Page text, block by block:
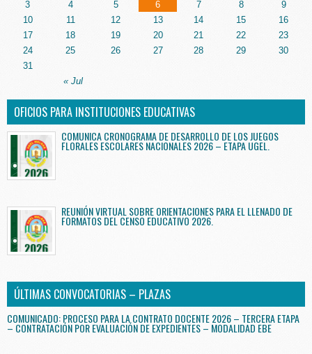
« Jul
3
4 5 6 7 8
9
10
11 12 13 14 15
16
17
18 19 20 21 22
23
24
25 26 27 28 29
30
31
OFICIOS PARA INSTITUCIONES EDUCATIVAS
COMUNICA CRONOGRAMA DE DESARROLLO DE LOS JUEGOS
FLORALES ESCOLARES NACIONALES 2026 – ETAPA UGEL.
REUNIÓN VIRTUAL SOBRE ORIENTACIONES PARA EL LLENADO DE
FORMATOS DEL CENSO EDUCATIVO 2026.
ÚLTIMAS CONVOCATORIAS – PLAZAS
COMUNICADO: PROCESO PARA LA CONTRATO DOCENTE 2026 – TERCERA ETAPA
– CONTRATACIÓN POR EVALUACIÓN DE EXPEDIENTES – MODALIDAD EBE